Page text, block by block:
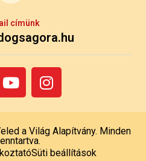
címünk
a Világ Alapítvány. Minden
Süti beállítások